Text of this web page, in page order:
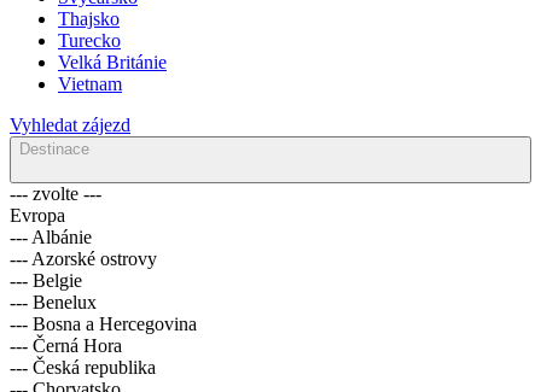
Thajsko
Turecko
Velká Británie
Vietnam
Vyhledat zájezd
Destinace
--- zvolte ---
Evropa
--- Albánie
--- Azorské ostrovy
--- Belgie
--- Benelux
--- Bosna a Hercegovina
--- Černá Hora
--- Česká republika